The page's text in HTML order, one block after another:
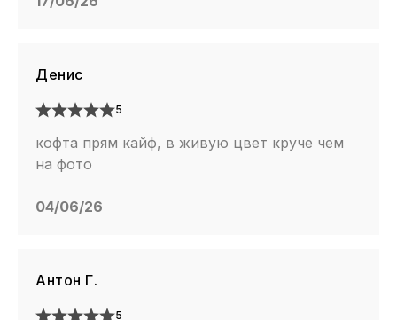
Денис
5
кофта прям кайф, в живую цвет круче чем
на фото
04/06/26
Антон Г.
5